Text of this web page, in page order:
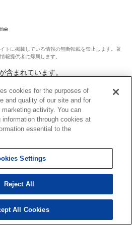
トに掲載している情報の無断転載を禁止します。著
報提供者に帰属します。
含まれています。
cookies for the purposes of
and quality of our site and for
activity. You can
through cookies at
essential to the
Settings
Reject All
All Cookies